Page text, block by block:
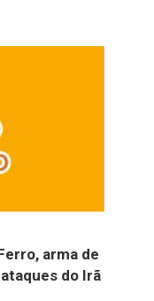
arma de
do Irã